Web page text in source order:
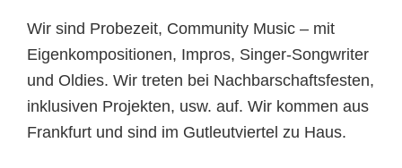
Wir sind Probezeit, Community Music – mit
Eigenkompositionen, Impros, Singer-Songwriter
und Oldies. Wir treten bei Nachbarschaftsfesten,
inklusiven Projekten, usw. auf. Wir kommen aus
Frankfurt und sind im Gutleutviertel zu Haus.